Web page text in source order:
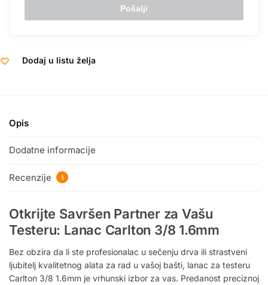
Dodaj u listu želja
Opis
Dodatne informacije
Recenzije 1
Otkrijte Savršen Partner za Vašu
Testeru: Lanac Carlton 3/8 1.6mm
Bez obzira da li ste profesionalac u sečenju drva ili strastveni
ljubitelj kvalitetnog alata za rad u vašoj bašti, lanac za testeru
Carlton 3/8 1.6mm je vrhunski izbor za vas. Predanost preciznoj